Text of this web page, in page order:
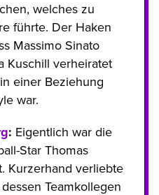
welches zu
führte. Der Haken
Massimo Sinato
Kuschill verheiratet
einer Beziehung
war.
: Eigentlich war die
Star Thomas
Kurzerhand verliebte
Teamkollegen